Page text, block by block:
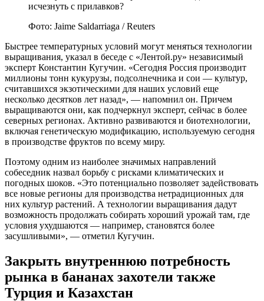
Фото: Jaime Saldarriaga / Reuters
Быстрее температурных условий могут меняться технологии
выращивания, указал в беседе с «Лентой.ру» независимый
эксперт Константин Кугучин. «Сегодня Россия производит
миллионы тонн кукурузы, подсолнечника и сои — культур,
считавшихся экзотическими для наших условий еще
несколько десятков лет назад», — напомнил он. Причем
выращиваются они, как подчеркнул эксперт, сейчас в более
северных регионах. Активно развиваются и биотехнологии,
включая генетическую модификацию, используемую сегодня
в производстве фруктов по всему миру.
Поэтому одним из наиболее значимых направлений
собеседник назвал борьбу с рисками климатических и
погодных шоков. «Это потенциально позволяет задействовать
все новые регионы для производства нетрадиционных для
них культур растений. А технологии выращивания дадут
возможность продолжать собирать хороший урожай там, где
условия ухудшаются — например, становятся более
засушливыми», — отметил Кугучин.
Закрыть внутреннюю потребность
рынка в бананах захотели также
Турция и Казахстан